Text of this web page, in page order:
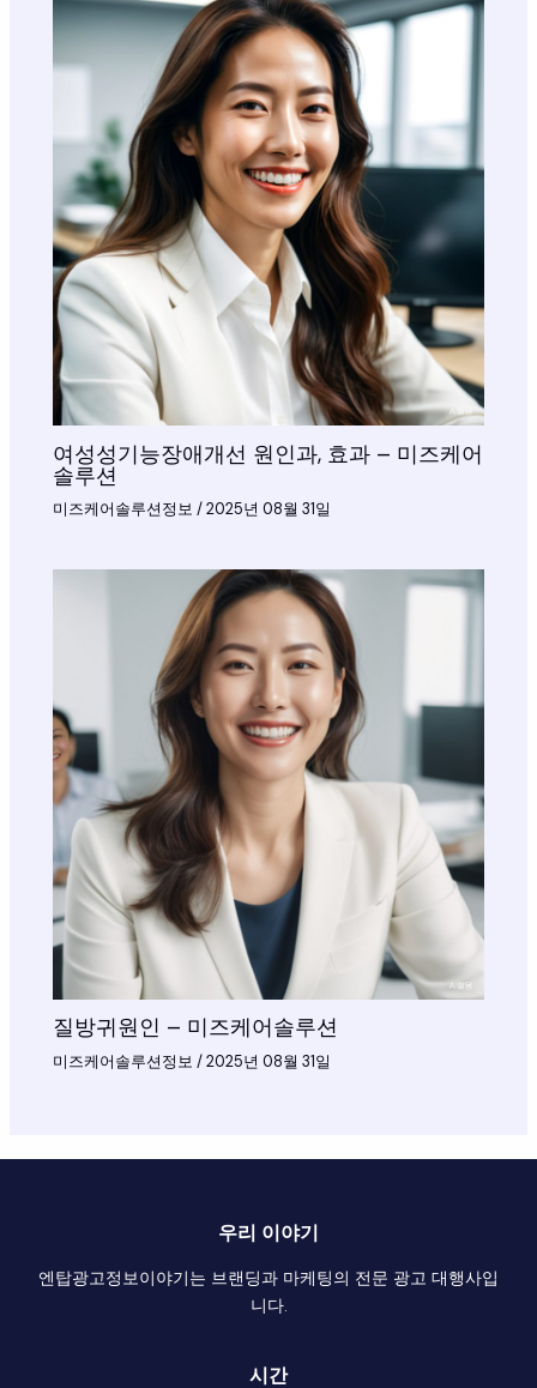
여성성기능장애개선 원인과, 효과 – 미즈케어
솔루션
미즈케어솔루션정보 /2025년 08월 31일
질방귀원인 – 미즈케어솔루션
미즈케어솔루션정보 /2025년 08월 31일
우리 이야기
엔탑광고정보이야기는 브랜딩과 마케팅의 전문 광고 대행사입
니다.
시간